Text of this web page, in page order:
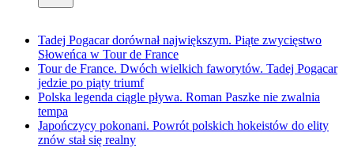
Tadej Pogacar dorównał największym. Piąte zwycięstwo
Słoweńca w Tour de France
Tour de France. Dwóch wielkich faworytów. Tadej Pogacar
jedzie po piąty triumf
Polska legenda ciągle pływa. Roman Paszke nie zwalnia
tempa
Japończycy pokonani. Powrót polskich hokeistów do elity
znów stał się realny